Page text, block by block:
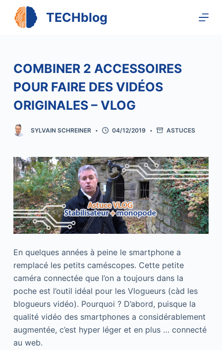
a
u
e
n
u
TECHblog
COMBINER 2 ACCESSOIRES
POUR FAIRE DES VIDÉOS
ORIGINALES – VLOG
SYLVAIN SCHREINER 04/12/2019 ASTUCES
En quelques années à peine le smartphone a
remplacé les petits caméscopes. Cette petite
caméra connectée que l’on a toujours dans la
poche est l’outil idéal pour les Vlogueurs (càd les
blogueurs vidéo). Pourquoi ? D’abord, puisque la
qualité vidéo des smartphones a considérablement
augmentée, c’est hyper léger et en plus … connecté
au web.